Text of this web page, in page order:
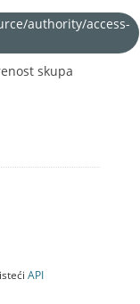
authority/access-
skupa
API